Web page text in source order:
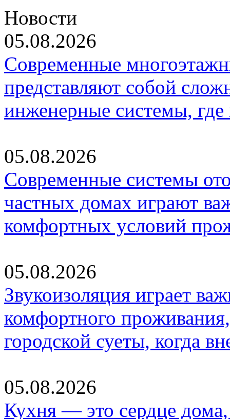
Новости
05.08.2026
Современные
представляют собой
инженерные системы,
05.08.2026
Современные системы
частных домах играют
комфортных условий
05.08.2026
Звукоизоляция играет
комфортного
городской суеты, когда
05.08.2026
Кухня — это сердце дома,